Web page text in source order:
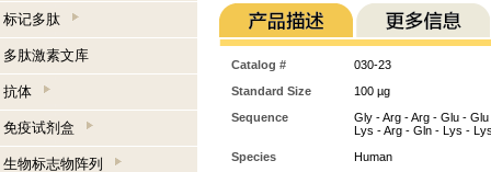
标记多肽
多肽激素文库
抗体
免疫试剂盒
生物标志物阵列
Catalog #
030-23
Standard Size
100 µg
Sequence
Gly - Arg - Arg - Glu -
Lys - Arg - Gln - Lys -
Species
Human